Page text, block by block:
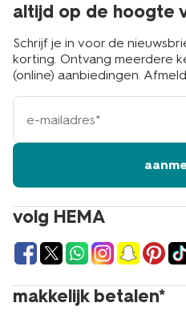
volg HEMA
makkelijk betalen*
altijd op de hoogte
Schrijf je in voor de
korting. Ontvang meerdere
(online) aanbiedingen.
e-
mailadres